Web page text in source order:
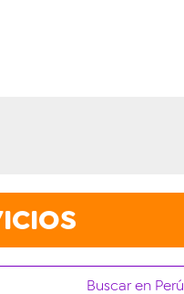
Buscar en Perú